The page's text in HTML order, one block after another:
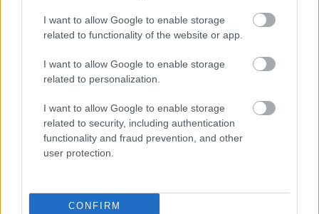
I want to allow Google to enable storage
related to functionality of the website or app.
I want to allow Google to enable storage
related to personalization.
I want to allow Google to enable storage
related to security, including authentication
functionality and fraud prevention, and other
user protection.
CONFIRM
Πλατύ Γιαλό.
Όσον αφορά τη βραδινή σας έξοδο, πολύ καλή
επιλογή αποτελεί τοΡακάδικο
ρακή, ρακόμελο και άλλα… εθνικά
οινοπνευματώδη, ο Ιστιοπλοϊκός Όμιλος
Σερίφουστο Λιβάδι (όπου θα πάτε και για το
πρωινό σας) με εξαιρετική μουσική και δροσερά
που λειτουργεί από το πρωί ως καφέ, με